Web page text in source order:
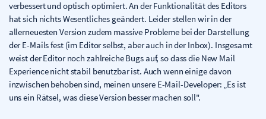
verbessert und optisch optimiert. An der Funktionalität des Editors
hat sich nichts Wesentliches geändert. Leider stellen wir in der
allerneuesten Version zudem massive Probleme bei der Darstellung
der E-Mails fest (im Editor selbst, aber auch in der Inbox). Insgesamt
weist der Editor noch zahlreiche Bugs auf, so dass die New Mail
Experience nicht stabil benutzbar ist. Auch wenn einige davon
inzwischen behoben sind, meinen unsere E-Mail-Developer: „Es ist
uns ein Rätsel, was diese Version besser machen soll".